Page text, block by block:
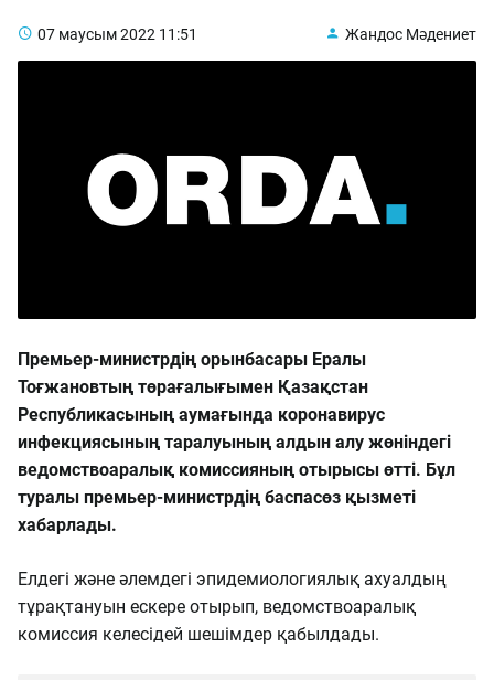
07 маусым 2022 11:51 Жандос Мәдениет
Премьер-министрдің орынбасары Ералы
Тоғжановтың төрағалығымен Қазақстан
Республикасының аумағында коронавирус
инфекциясының таралуының алдын алу жөніндегі
ведомствоаралық комиссияның отырысы өтті. Бұл
туралы премьер-министрдің баспасөз қызметі
хабарлады.
Елдегі және әлемдегі эпидемиологиялық ахуалдың
тұрақтануын ескере отырып, ведомствоаралық
комиссия келесідей шешімдер қабылдады.